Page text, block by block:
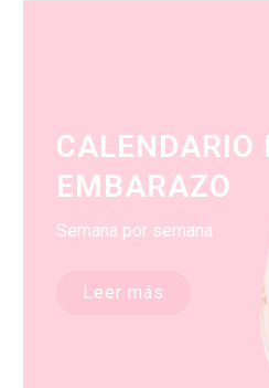
CALENDARIO
EMBARAZO
Semana por semana
Leer más